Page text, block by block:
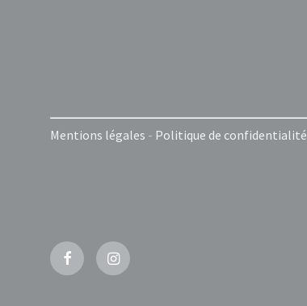
Mentions légales - Politique de confidentialité
FacebookInstagram